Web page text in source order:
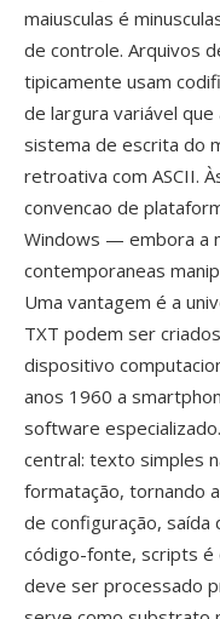
maiusculas é
de controle. Arquivos
tipicamente usam
de largura variável
sistema de escrita do
retroativa com ASCII.
convencao de
Windows — embora a
contemporaneas
Uma vantagem é a
TXT podem ser
dispositivo
anos 1960 a
software
central: texto simples
formatação, tornando
de configuração,
código-fonte, scripts é
deve ser processado